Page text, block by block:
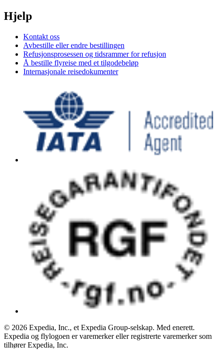
Hjelp
Kontakt oss
Avbestille eller endre bestillingen
Refusjonsprosessen og tidsrammer for refusjon
Å bestille flyreise med et tilgodebeløp
Internasjonale reisedokumenter
© 2026 Expedia, Inc., et Expedia Group-selskap. Med enerett.
Expedia og flylogoen er varemerker eller registrerte varemerker som
tilhører Expedia, Inc.